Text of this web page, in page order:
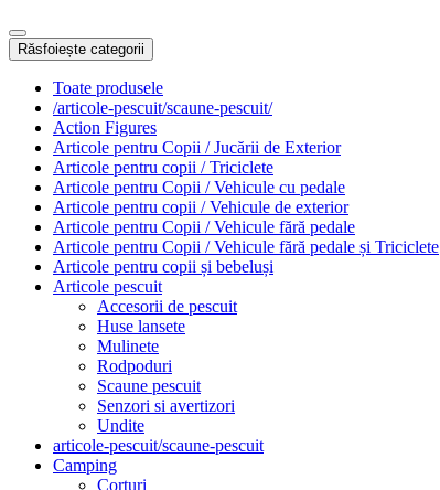
Răsfoiește categorii
Toate produsele
/articole-pescuit/scaune-pescuit/
Action Figures
Articole pentru Copii / Jucării de Exterior
Articole pentru copii / Triciclete
Articole pentru Copii / Vehicule cu pedale
Articole pentru copii / Vehicule de exterior
Articole pentru Copii / Vehicule fără pedale
Articole pentru Copii / Vehicule fără pedale și Triciclete
Articole pentru copii și bebeluși
Articole pescuit
Accesorii de pescuit
Huse lansete
Mulinete
Rodpoduri
Scaune pescuit
Senzori si avertizori
Undite
articole-pescuit/scaune-pescuit
Camping
Corturi